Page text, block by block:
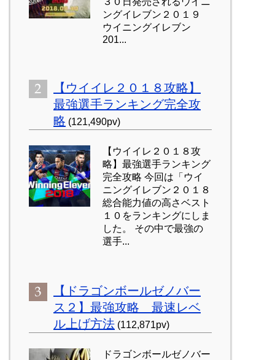
ングイレブン２０１９
ウイニングイレブン
201...
【ウイイレ２０１８攻略】
最強選手ランキング完全攻
略 (121,490pv)
【ウイイレ２０１８攻
略】最強選手ランキング
完全攻略 今回は「ウイ
ニングイレブン２０１８
総合能力値の高さベスト
１０をランキングにしま
した。 その中で最強の
選手...
【ドラゴンボールゼノバー
ス２】最強攻略 最速レベ
ル上げ方法 (112,871pv)
ドラゴンボールゼノバー